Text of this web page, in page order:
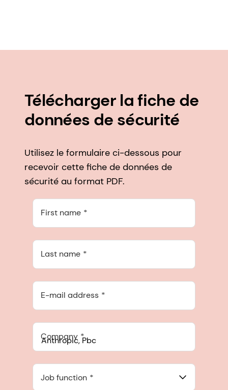
Télécharger la fiche de
données de sécurité
Utilisez le formulaire ci-dessous pour
recevoir cette fiche de données de
sécurité au format PDF.
First name
Last name
E-mail address
Company
548 Market St Pmb 90375, San Francisco, California, US
Job function